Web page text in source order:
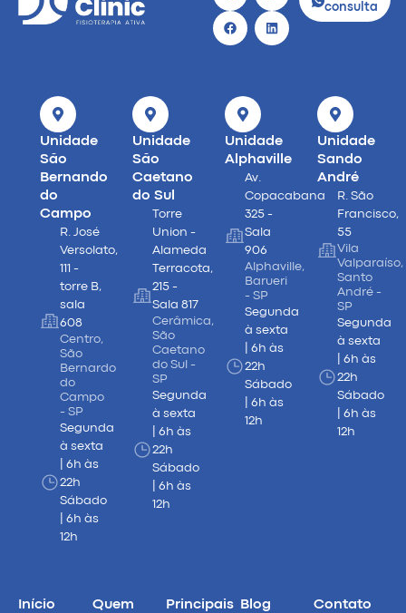
consulta
Unidade
São
Bernando
do
Campo
R. José
Versolato,
111 -
torre B,
sala
608
Centro,
São
Bernardo
do
Campo
- SP
Segunda
à sexta
| 6h às
22h
Sábado
| 6h às
12h
Unidade
São
Caetano
do Sul
Torre
Union -
Alameda
Terracota,
215 -
Sala 817
Cerâmica,
São
Caetano
do Sul -
SP
Segunda
à sexta
| 6h às
22h
Sábado
| 6h às
12h
Unidade
Alphaville
Av.
Copacabana
325 -
Sala
906
Alphaville,
Barueri
- SP
Segunda
à sexta
| 6h às
22h
Sábado
| 6h às
12h
Unidade
Sando
André
R. São
Francisco,
55
Vila
Valparaíso,
Santo
André -
SP
Segunda
à sexta
| 6h às
22h
Sábado
| 6h às
12h
Início
Quem
Principais
Blog Contato